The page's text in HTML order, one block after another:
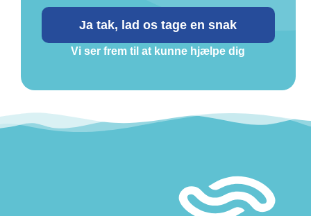
Ja tak, lad os tage en snak
Vi ser frem til at kunne hjælpe dig